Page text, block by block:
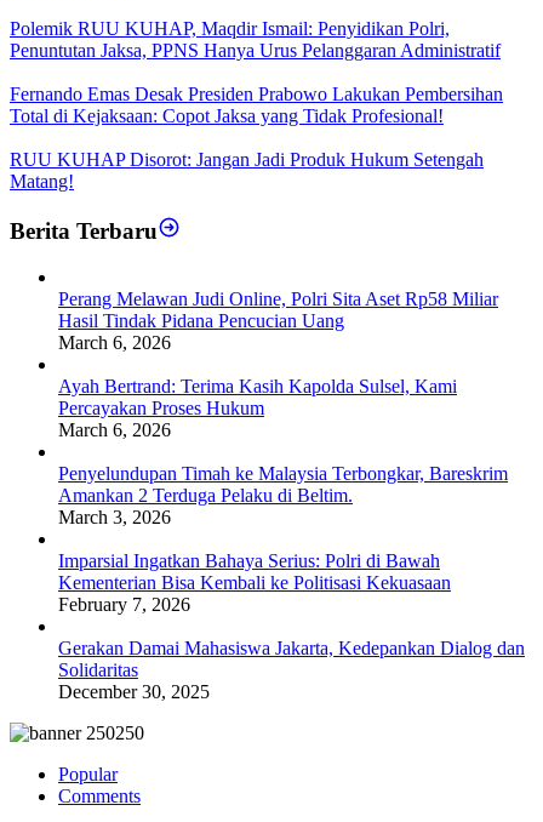
Polemik RUU KUHAP, Maqdir Ismail: Penyidikan Polri,
Penuntutan Jaksa, PPNS Hanya Urus Pelanggaran Administratif
Fernando Emas Desak Presiden Prabowo Lakukan Pembersihan
Total di Kejaksaan: Copot Jaksa yang Tidak Profesional!
RUU KUHAP Disorot: Jangan Jadi Produk Hukum Setengah
Matang!
Berita Terbaru
Perang Melawan Judi Online, Polri Sita Aset Rp58 Miliar
Hasil Tindak Pidana Pencucian Uang
March 6, 2026
Ayah Bertrand: Terima Kasih Kapolda Sulsel, Kami
Percayakan Proses Hukum
March 6, 2026
Penyelundupan Timah ke Malaysia Terbongkar, Bareskrim
Amankan 2 Terduga Pelaku di Beltim.
March 3, 2026
Imparsial Ingatkan Bahaya Serius: Polri di Bawah
Kementerian Bisa Kembali ke Politisasi Kekuasaan
February 7, 2026
Gerakan Damai Mahasiswa Jakarta, Kedepankan Dialog dan
Solidaritas
December 30, 2025
Popular
Comments